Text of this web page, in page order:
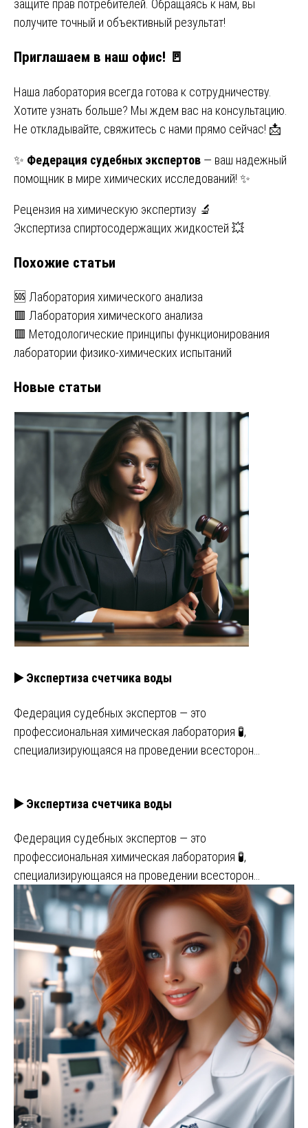
защите прав потребителей. Обращаясь к нам, вы
получите точный и объективный результат!
Приглашаем в наш офис! 🚪
Наша лаборатория всегда готова к сотрудничеству.
Хотите узнать больше? Мы ждем вас на консультацию.
Не откладывайте, свяжитесь с нами прямо сейчас! 📩
✨ Федерация судебных экспертов — ваш надежный
помощник в мире химических исследований! ✨
Навигация
записям
Рецензия на химическую экспертизу 🔬
Экспертиза спиртосодержащих жидкостей 💥
Похожие статьи
🆘 Лаборатория химического анализа
🟥 Лаборатория химического анализа
🟥 Методологические принципы функционирования
лаборатории физико-химических испытаний
Новые статьи
▶️ Экспертиза счетчика воды
Федерация судебных экспертов — это
профессиональная химическая лаборатория 🧪,
специализирующаяся на проведении всесторон…
▶️ Экспертиза счетчика воды
Федерация судебных экспертов — это
профессиональная химическая лаборатория 🧪,
специализирующаяся на проведении всесторон…